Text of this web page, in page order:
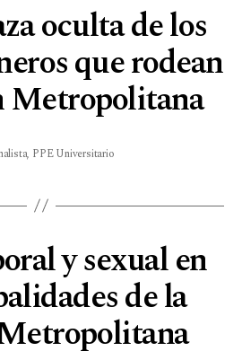
oculta de los
que rodean
Metropolitana
, PPE Universitario
y sexual en
de la